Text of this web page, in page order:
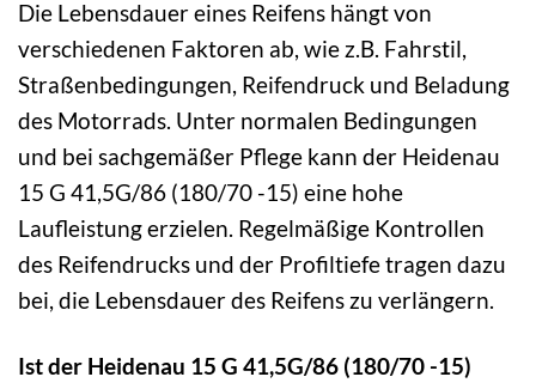
Die Lebensdauer eines Reifens hängt von
verschiedenen Faktoren ab, wie z.B. Fahrstil,
Straßenbedingungen, Reifendruck und Beladung
des Motorrads. Unter normalen Bedingungen
und bei sachgemäßer Pflege kann der Heidenau
15 G 41,5G/86 (180/70 -15) eine hohe
Laufleistung erzielen. Regelmäßige Kontrollen
des Reifendrucks und der Profiltiefe tragen dazu
bei, die Lebensdauer des Reifens zu verlängern.
Ist der Heidenau 15 G 41,5G/86 (180/70 -15)